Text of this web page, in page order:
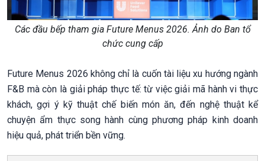
Các đầu bếp tham gia Future Menus 2026. Ảnh do Ban tổ
chức cung cấp
Future Menus 2026 không chỉ là cuốn tài liệu xu hướng ngành
F&B mà còn là giải pháp thực tế: từ việc giải mã hành vi thực
khách, gợi ý kỹ thuật chế biến món ăn, đến nghệ thuật kể
chuyện ẩm thực song hành cùng phương pháp kinh doanh
hiệu quả, phát triển bền vững.